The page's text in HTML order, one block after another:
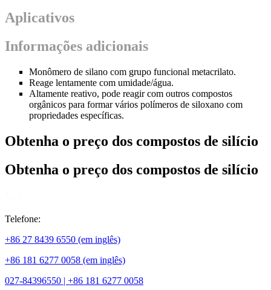
Aplicativos
Informações adicionais
Monômero de silano com grupo funcional metacrilato.
Reage lentamente com umidade/água.
Altamente reativo, pode reagir com outros compostos
orgânicos para formar vários polímeros de siloxano com
propriedades específicas.
Obtenha o preço dos compostos de silício
Obtenha o preço dos compostos de silício
Telefone:
+86 27 8439 6550 (em inglês)
+86 181 6277 0058 (em inglês)
027-84396550 | +86 181 6277 0058